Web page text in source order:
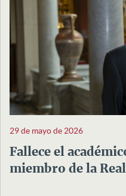
29 de mayo de 2026
Fallece el
miembro de la